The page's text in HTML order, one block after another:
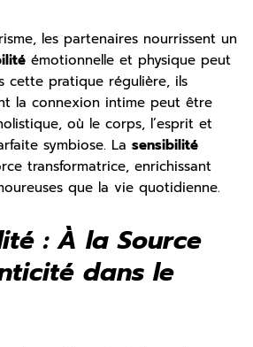
les partenaires nourrissent un
émotionnelle et physique peut
cette pratique régulière, ils
la connexion intime peut être
où le corps, l’esprit et
symbiose. La sensibilité
transformatrice, enrichissant
que la vie quotidienne.
: À la Source
dans le